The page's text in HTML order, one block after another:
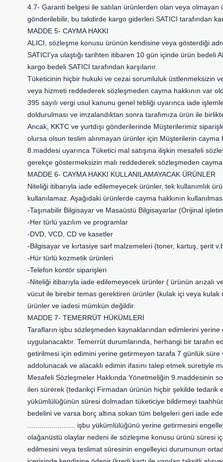
4.7- Garanti belgesi ile satılan ürünlerden olan veya olmayan
gönderilebilir, bu takdirde kargo giderleri SATICI tarafından
MADDE 5- CAYMA HAKKI
ALICI, sözleşme konusu ürünün kendisine veya gösterdiği
SATICI'ya ulaştığı tarihten itibaren 10 gün içinde ürün bedeli
kargo bedeli SATICI tarafından karşılanır.
Tüketicinin hiçbir hukuki ve cezai sorumluluk üstlenmeksizin
veya hizmeti reddederek sözleşmeden cayma hakkının var
395 sayılı vergi usul kanunu genel tebliği uyarınca iade
doldurulması ve imzalandıktan sonra tarafımıza ürün ile
Ancak, KKTC ve yurtdışı gönderilerinde Müşterilerimiz
olursa olsun teslim alınmayan ürünler için Müşterilerin cayma
8.maddesi uyarınca Tüketici mal satışına ilişkin mesafeli
gerekçe göstermeksizin malı reddederek sözleşmeden
MADDE 6- CAYMA HAKKI KULLANILAMAYACAK ÜRÜNLER
Niteliği itibarıyla iade edilemeyecek ürünler, tek kullanımlık
kullanılamaz. Aşağıdaki ürünlerde cayma hakkının
-Taşınabilir Bilgisayar ve Masaüstü Bilgisayarlar (Orijinal
-Her türlü yazılım ve programlar
-DVD, VCD, CD ve kasetler
-Bilgisayar ve kırtasiye sarf malzemeleri (toner, kartuş, şerit
-Hür türlü kozmetik ürünleri
-Telefon kontör siparişleri
-Niteliği itibarıyla iade edilemeyecek ürünler ( ürünün arızalı
vücut ile birebir temas gerektiren ürünler (kulak içi veya kulak
ürünler ve iadesi mümkün değildir.
MADDE 7- TEMERRÜT HÜKÜMLERİ
Tarafların işbu sözleşmeden kaynaklarından edimlerini
uygulanacaktır. Temerrüt durumlarında, herhangi bir tarafın
getirilmesi için edimini yerine getirmeyen tarafa 7 günlük
addolunacak ve alacaklı edimin ifasını talep etmek suretiyle
Mesafeli Sözleşmeler Hakkında Yönetmeliğin 9.maddesinin
ileri sürerek (tedarikçi Firmadan ürünün hiçbir şekilde
yükümlülüğünün süresi dolmadan tüketiciye bildirmeyi
bedelini ve varsa borç altına sokan tüm belgeleri geri iade
işbu yükümlülüğünü yerine getirmesini
olağanüstü olaylar nedeni ile sözleşme konusu ürünü süresi
edilmesini veya teslimat süresinin engelleyici durumunun